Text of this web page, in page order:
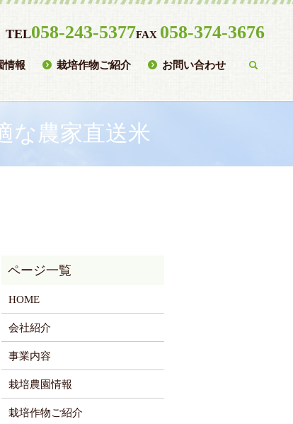
TEL058-243-5377FAX 058-374-3676
情報 栽培作物ご紹介 お問い合わせ
な農家直送米
HOME
会社紹介
事業内容
栽培農園情報
栽培作物ご紹介